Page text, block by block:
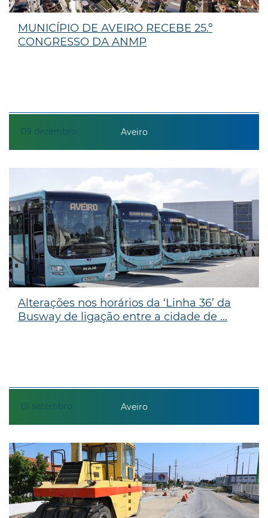
09 dezembro
MUNICÍPIO DE AVEIRO RECEBE 25.º
CONGRESSO DA ANMP
Aveiro
01 setembro
Alterações nos horários da ‘Linha 36’ da
Busway de ligação entre a cidade de ...
Aveiro